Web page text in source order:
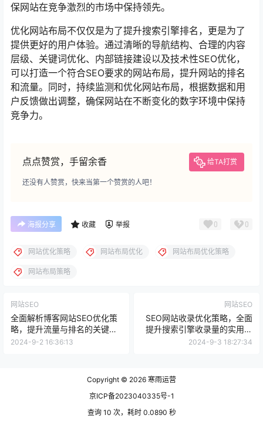
保网站在竞争激烈的市场中保持领先。
优化网站布局不仅仅是为了提升搜索引擎排名，更是为了
提供更好的用户体验。通过清晰的导航结构、合理的内容
层级、关键词优化、内部链接建设以及技术性SEO优化，
可以打造一个符合SEO要求的网站布局，提升网站的排名
和流量。同时，持续监测和优化网站布局，根据数据和用
户反馈做出调整，确保网站在不断变化的数字环境中保持
竞争力。
点点赞赏，手留余香 给TA打赏
还没有人赞赏，快来当第一个赞赏的人吧！
海报分享 收藏 举报 0 0
网站优化策略 网站布局优化 网站布局优化策略
网站布局策略
网站SEO
全面解析博客网站SEO优化策
略，提升流量与排名的关键步
骤
2024-9-2 16:36:13
网站SEO
SEO网站收录优化策略，全面
提升搜索引擎收录量的实用指
南
2024-9-3 18:27:34
Copyright © 2026 寒雨运营
京ICP备2023040335号-1
查询 10 次，耗时 0.0890 秒